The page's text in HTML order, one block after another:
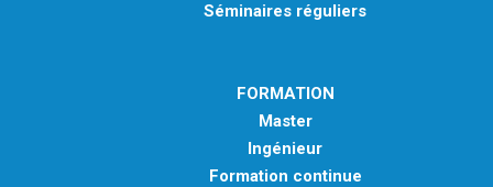
Séminaires réguliers
FORMATION
Master
Ingénieur
Formation continue